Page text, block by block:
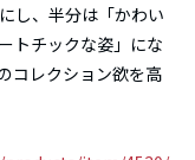
し、半分は「かわい
トチックな姿」にな
コレクション欲を高